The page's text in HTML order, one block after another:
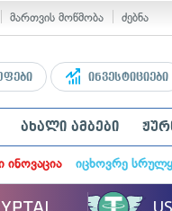
მართვის მოწმობა ძებნა
ინვესტიციები
ახალი ამბები
ინოვაცია იცხოვრე